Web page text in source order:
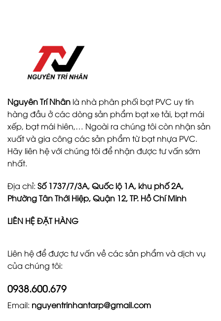
Nguyên Trí Nhân là nhà phân phối bạt PVC uy tín
hàng đầu ở các dòng sản phẩm bạt xe tải, bạt mái
xếp, bạt mái hiên,… Ngoài ra chúng tôi còn nhận sản
xuất và gia công các sản phẩm từ bạt nhựa PVC.
Hãy liên hệ với chúng tôi để nhận được tư vấn sớm
nhất.
Địa chỉ: Số 1737/7/3A, Quốc lộ 1A, khu phố 2A,
Phường Tân Thới Hiệp, Quận 12, TP. Hồ Chí Minh
LIÊN HỆ ĐẶT HÀNG
Liên hệ để được tư vấn về các sản phẩm và dịch vụ
của chúng tôi:
0938.600.679
Email: nguyentrinhantarp@gmail.com